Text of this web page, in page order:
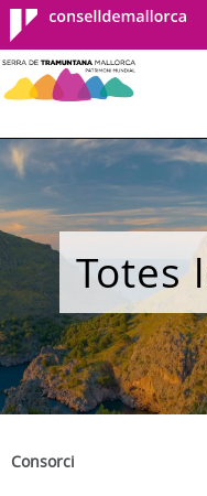
Consell de
Mallorca
Totes
Consorci